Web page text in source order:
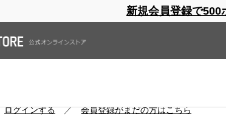
新規会員登録で500
ブランドサイト
スリーピングマット バックパ
お問い合わせ
ログインする／会員登録がまだの方はこちら